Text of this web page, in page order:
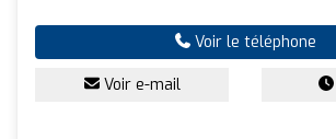
Voir le téléphone
Voir e-mail